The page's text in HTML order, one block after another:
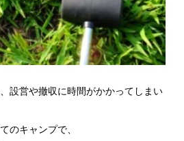
設営や撤収に時間がかかってしまい
のキャンプで、